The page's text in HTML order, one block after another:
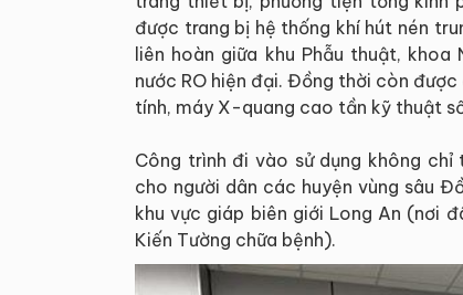
được trang bị hệ thống khí hút nén
liên hoàn giữa khu Phẫu thuật,
nước RO hiện đại. Đồng thời còn
tính, máy X-quang cao tần kỹ thuật
Công trình đi vào sử dụng không
cho người dân các huyện vùng sâu
khu vực giáp biên giới Long An (nơi
Kiến Tường chữa bệnh).